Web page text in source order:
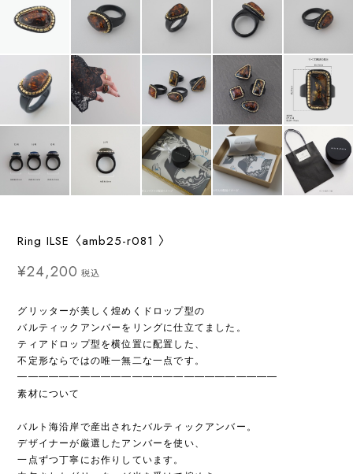
Ring ILSE〈amb25-r081 〉
¥24,200 税込
グリッターが美しく煌めくドロップ型の
バルティックアンバーをリングに仕立てました。
ティアドロップ型を横位置に配置した、
不定形ならではの唯一無二な一点です。
━━━━━━━━━━━━━━━━━━━━━━━━━
素材について
バルト海沿岸で産出されたバルティックアンバー。
デザイナーが厳選したアンバーを使い、
一点ずつ丁寧にお作りしています。